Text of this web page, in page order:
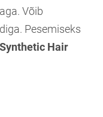
Võib
Pesemiseks
Synthetic Hair